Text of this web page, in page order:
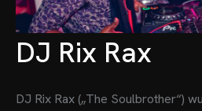
DJ Rix Rax
DJ Rix Rax („The Soulbrother“)